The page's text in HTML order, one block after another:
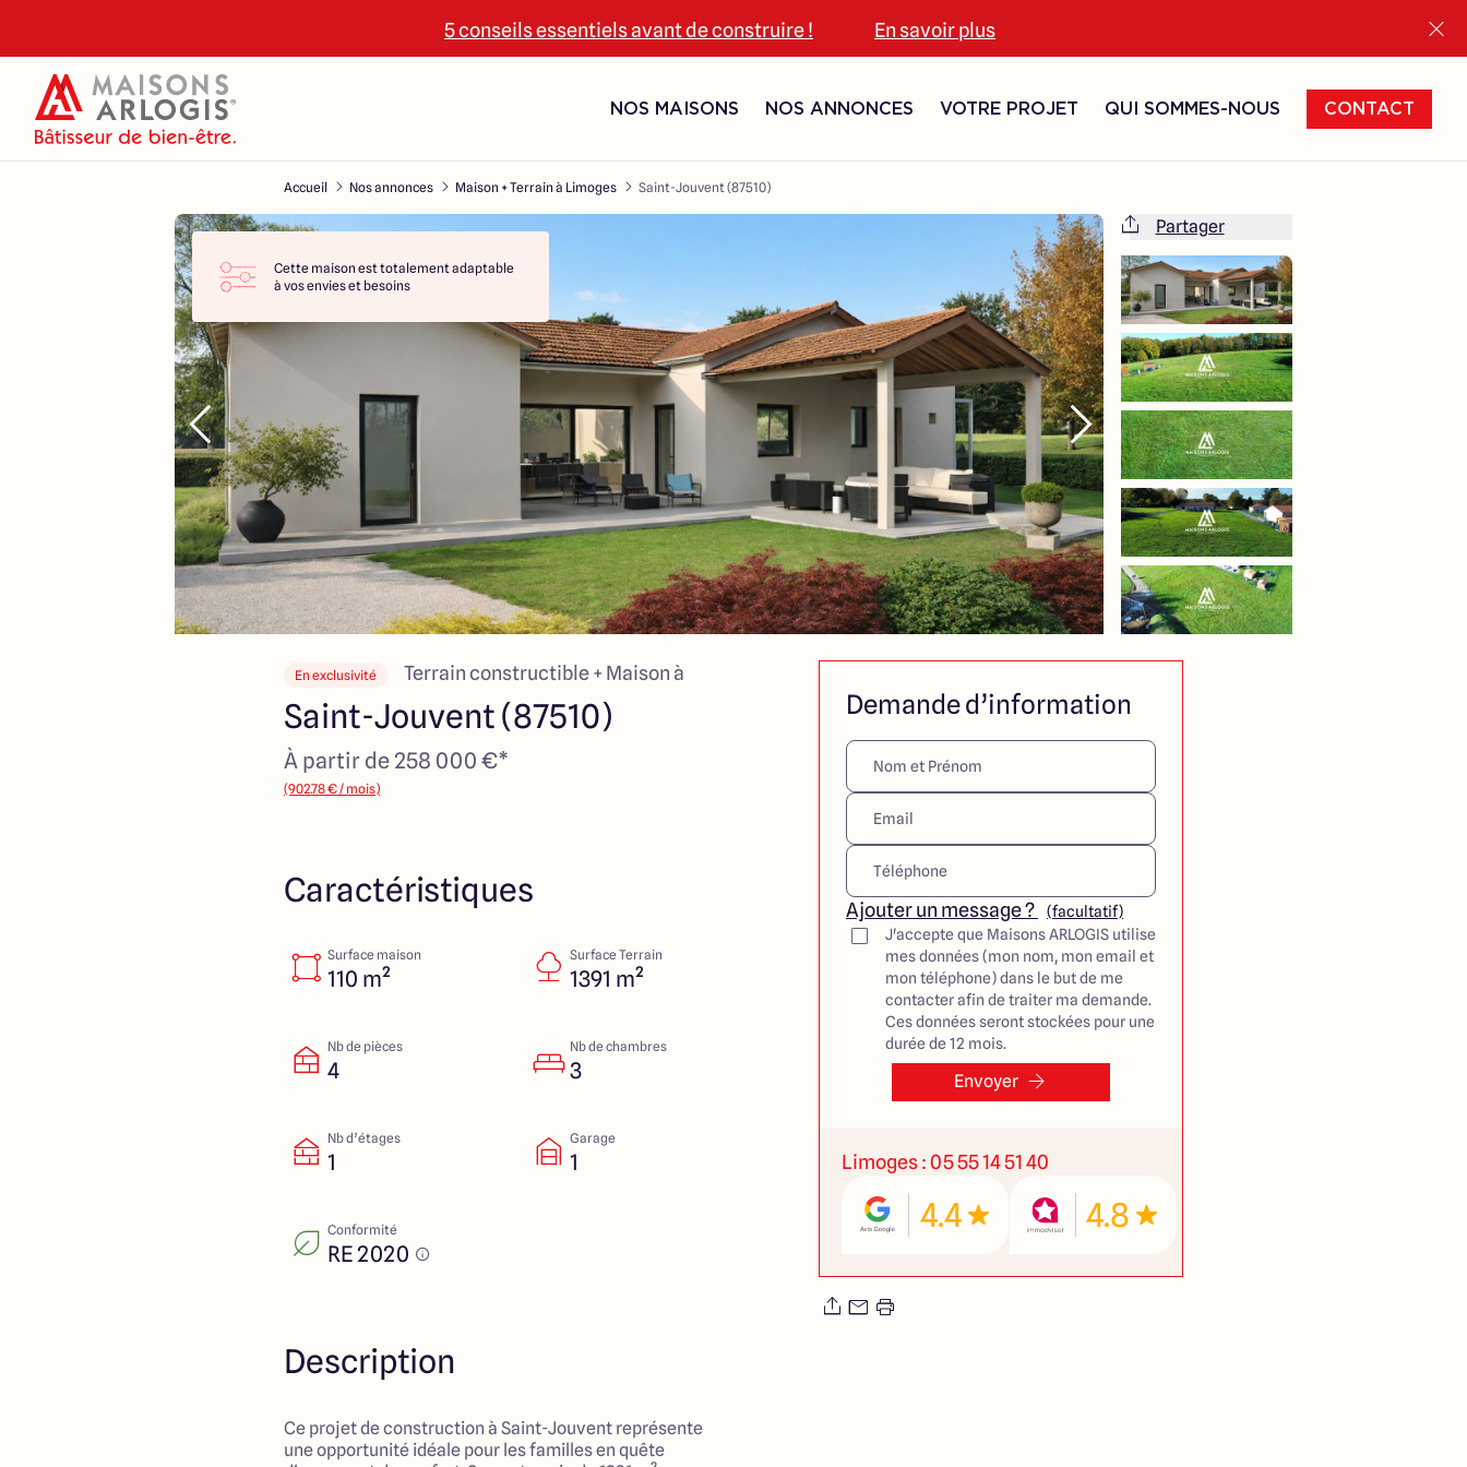
5 conseils essentiels avant de construire ! En savoir plus
NOS MAISONS NOS ANNONCES VOTRE PROJET QUI SOMMES-NOUS CONTACT
Accueil Nos annonces Maison + Terrain à Limoges Saint-Jouvent (87510)
Cette maison est totalement adaptable
à vos envies et besoins
Cette maison est totalement adaptable
à vos envies et besoins
Partager
En exclusivité Terrain constructible + Maison à
Saint-Jouvent (87510)
À partir de 258 000 €*
(902.78 € / mois)
Caractéristiques
Surface maison
110 m²
Surface Terrain
1391 m²
Nb de pièces
4
Nb de chambres
3
Nb d’étages
1
Garage
1
Conformité
RE 2020
Description
Ce projet de construction à Saint-Jouvent représente
une opportunité idéale pour les familles en quête
Demande d’information
Ajouter un message ?
(facultatif)
J'accepte que Maisons ARLOGIS utilise
mes données (mon nom, mon email et
mon téléphone) dans le but de me
contacter afin de traiter ma demande.
Ces données seront stockées pour une
durée de 12 mois.
Envoyer
Limoges : 05 55 14 51 40
4.4 4.8